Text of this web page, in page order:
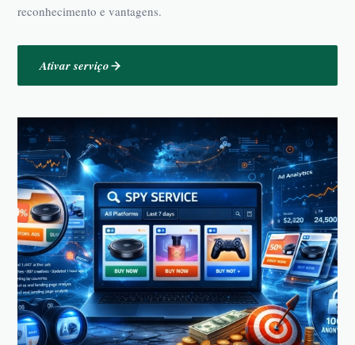
reconhecimento e vantagens.
Ativar serviço